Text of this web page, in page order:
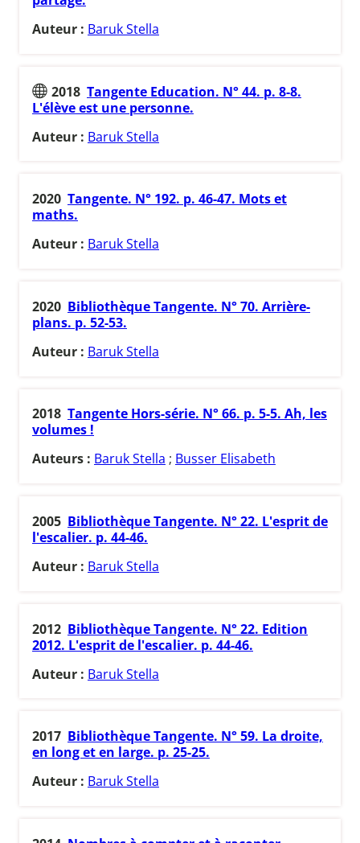
Auteur : Baruk Stella
2018 Tangente Education. N° 44. p. 8-8.
L'élève est une personne.
Auteur : Baruk Stella
2020 Tangente. N° 192. p. 46-47. Mots et
maths.
Auteur : Baruk Stella
2020 Bibliothèque Tangente. N° 70. Arrière-
plans. p. 52-53.
Auteur : Baruk Stella
2018 Tangente Hors-série. N° 66. p. 5-5. Ah, les
volumes !
Auteurs : Baruk Stella ; Busser Elisabeth
2005 Bibliothèque Tangente. N° 22. L'esprit de
l'escalier. p. 44-46.
Auteur : Baruk Stella
2012 Bibliothèque Tangente. N° 22. Edition
2012. L'esprit de l'escalier. p. 44-46.
Auteur : Baruk Stella
2017 Bibliothèque Tangente. N° 59. La droite,
en long et en large. p. 25-25.
Auteur : Baruk Stella